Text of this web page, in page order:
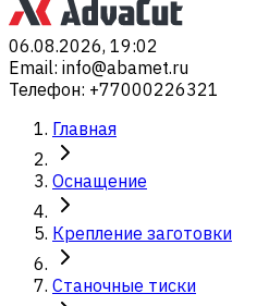
06.08.2026, 19:02
Email: info@abamet.ru
Телефон: +77000226321
Главная
Оснащение
Крепление заготовки
Станочные тиски